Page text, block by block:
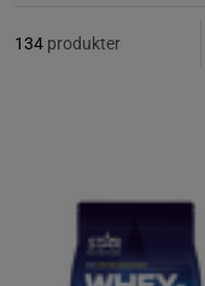
134 produkter